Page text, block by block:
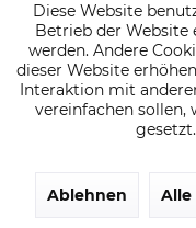
Diese Website
Betrieb der Website
werden. Andere
dieser Website
Interaktion mit
vereinfachen
gesetzt.
Ablehnen Alle